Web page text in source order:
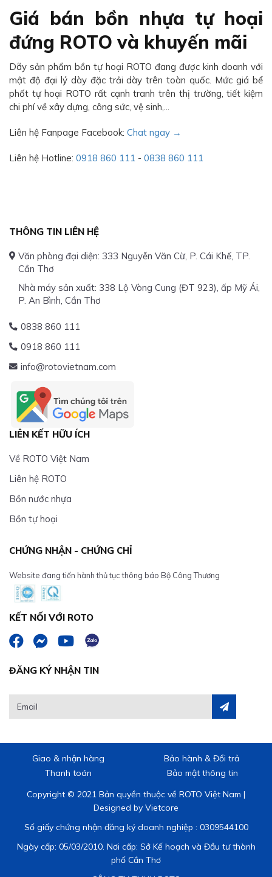
Giá bán bồn nhựa tự hoại
đứng ROTO và khuyến mãi
Dãy sản phẩm bồn tự hoại ROTO đang được kinh doanh với
mật độ đại lý dày đặc trải dày trên toàn quốc. Mức giá bể
phốt tự hoại ROTO rất cạnh tranh trên thị trường, tiết kiệm
chi phí về xây dựng, công sức, vệ sinh,...
Liên hệ Fanpage Facebook: Chat ngay →
Liên hệ Hotline: 0918 860 111 - 0838 860 111
THÔNG TIN LIÊN HỆ
Văn phòng đại diện: 333 Nguyễn Văn Cừ, P. Cái Khế, TP.
Cần Thơ
Nhà máy sản xuất: 338 Lộ Vòng Cung (ĐT 923), ấp Mỹ Ái,
P. An Bình, Cần Thơ
0838 860 111
0918 860 111
info@rotovietnam.com
LIÊN KẾT HỮU ÍCH
Về ROTO Việt Nam
Liên hệ ROTO
Bồn nước nhựa
Bồn tự hoại
CHỨNG NHẬN - CHỨNG CHỈ
Website đang tiến hành thủ tục thông báo Bộ Công Thương
KẾT NỐI VỚI ROTO
ĐĂNG KÝ NHẬN TIN
Giao & nhận hàng
Bảo hành & Đổi trả
Thanh toán
Bảo mật thông tin
Copyright © 2021 Bản quyền thuộc về ROTO Việt Nam |
Designed by Vietcore
Số giấy chứng nhận đăng ký doanh nghiệp : 0309544100
Ngày cấp: 05/03/2010. Nơi cấp: Sở Kế hoạch và Đầu tư thành
phố Cần Thơ